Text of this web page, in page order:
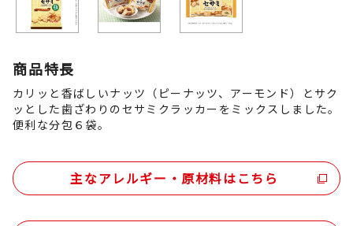
商品特長
カリッと香ばしいナッツ（ピーナッツ、アーモンド）とサク
ッとした歯ざわりのセサミクラッカーをミックスしました。
便利な分包６袋。
主なアレルギー・原材料はこちら